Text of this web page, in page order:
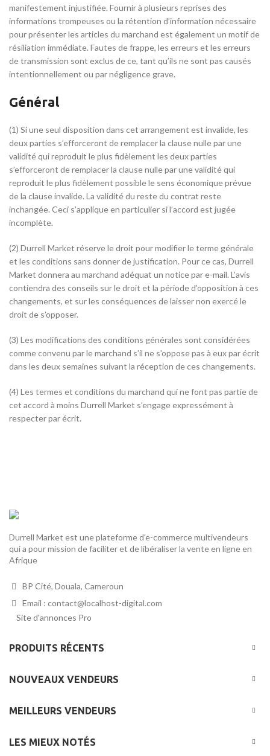
manifestement injustifiée. Fournir à plusieurs reprises des
informations trompeuses ou la rétention d’information nécessaire
pour présenter les articles du marchand est également un motif de
résiliation immédiate. Fautes de frappe, les erreurs et les erreurs
de transmission sont exclus de ce, tant qu’ils ne sont pas causés
intentionnellement ou par négligence grave.
Général
(1) Si une seul disposition dans cet arrangement est invalide, les
deux parties s’efforceront de remplacer la clause nulle par une
validité qui reproduit le plus fidèlement les deux parties
s’efforceront de remplacer la clause nulle par une validité qui
reproduit le plus fidèlement possible le sens économique prévue
de la clause invalide. La validité du reste du contrat reste
inchangée. Ceci s’applique en particulier si l’accord est jugée
incomplète.
(2) Durrell Market réserve le droit pour modifier le terme générale
et les conditions sans donner de justification. Pour ce cas, Durrell
Market donnera au marchand adéquat un notice par e-mail. L’avis
contiendra des conseils sur le droit et la période d’opposition à ces
changements, et sur les conséquences de laisser non exercé le
droit de s’opposer.
(3) Les modifications des conditions générales sont considérées
comme convenu par le marchand s’il ne s’oppose pas à eux par écrit
dans les deux semaines suivant la réception de ces changements.
(4) Les termes et conditions du marchand qui ne font pas partie de
cet accord à moins Durrell Market s’engage expressément à
respecter par écrit.
Durrell Market est une plateforme d'e-commerce multivendeurs
qui a pour mission de faciliter et de libéraliser la vente en ligne en
Afrique
BP Cité, Douala, Cameroun
Email : contact@localhost-digital.com
Site d'annonces Pro
PRODUITS RÉCENTS
NOUVEAUX VENDEURS
MEILLEURS VENDEURS
LES MIEUX NOTÉS